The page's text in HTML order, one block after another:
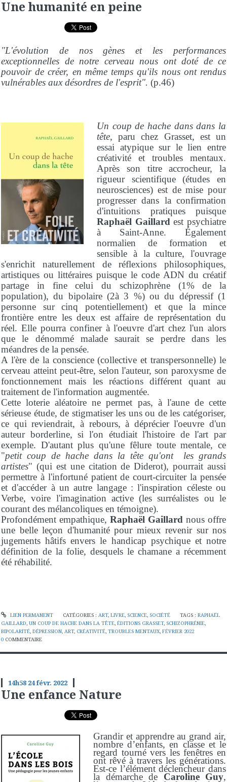
Une humanité en peine
"L'évolution de nos gènes et les performances
exceptionnelles de notre cerveau nous ont doté de ce
pouvoir de créer, en même temps qu'ils nous ont rendus
vulnérables aux désordres de l'esprit". (p.46)
Un coup de hache dans dans la
tête, paru chez Grasset, est un
essai atypique sur le lien entre
créativité et troubles mentaux.
Après son titre accrocheur, la
rigueur scientifique (études en
neurosciences) est de mise pour
progresser dans la confirmation
d'intuitions pratiques puisque
Raphaël Gaillard est psychiatre
à Saint-Anne. Également
normalien de formation et
sensible à la culture, l'ouvrage
s'enrichit naturellement de réflexions philosophiques,
artistiques ou littéraires puisque le code ADN du créatif
partage in fine celui du schizophrène (1% de la
population), du bipolaire (2à 3 %) ou du dépressif (1
personne sur cinq potentiellement) et que la mince
frontière entre les deux est affaire de représentation du
réel. Elle pourra confiner à l'oeuvre d'art chez l'un alors
que le dénommé malade saurait se perdre dans les
méandres de la pensée.
A l'ère de la conscience (collective et transpersonnelle) le
cerveau atteint peut-être, selon l'auteur, son paroxysme de
fonctionnement mais les réactions différent quant au
traitement de l'information augmentée.
Cette loterie aléatoire ne permet pas, à l'aune de cette
sérieuse étude, de stigmatiser les uns ou de les catégoriser,
ce qui reviendrait, à rebours, à déprécier l'oeuvre d'un
auteur borderline, si l'on étudiait l'histoire de l'art par
exemple. D'autant plus qu'une fêlure toute mentale, ce
"petit coup de hache dans la tête qu'ont les grands
artistes" (qui est une citation de Diderot), pourrait aussi
permettre à l'infortuné patient de court-circuiter la pensée
et d'accéder à un autre langage : l'inspiration céleste ou
Verbe, voire l'imagination active (les surréalistes ou le
courant des mélancoliques en témoigne).
Profondément empathique, Raphaël Gaillard nous offre
une belle leçon d'humanité pour mieux revenir sur nos
jugements hâtifs envers le handicap psychique et notre
définition de la folie, desquels le chamane a récemment
été réhabilité.
LIEN PERMANENT CATÉGORIES : ART, LIVRE, SCIENCE, SOCIÉTÉ TAGS :RAPHAËL
GAILLARD UN COUP DE HACHE DANS LA TÊTE ÉDITIONS GRASSET, SCHIZOPHRÉNIE
BIPOLARITÉ DÉPRESSION ART, CRÉATIVITÉ TROUBLES MENTAUX FÉVRIER 2022
0 COMMENTAIRE
14h58 24févr. 2022
Une enfance Nature
Grandir et apprendre au grand air,
nombre d’enfants, en classe et le
regard tourné vers les fenêtres en
ont rêvé à travers les générations.
Est-ce l’élément déclencheur dans
la démarche de Caroline Guy,